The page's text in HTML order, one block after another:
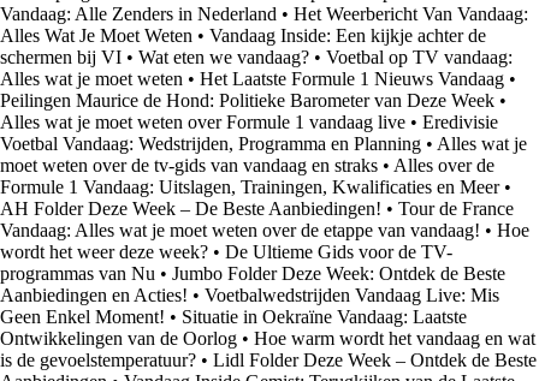
Vandaag: Alle Zenders in Nederland • Het Weerbericht Van Vandaag:
Alles Wat Je Moet Weten • Vandaag Inside: Een kijkje achter de
schermen bij VI • Wat eten we vandaag? • Voetbal op TV vandaag:
Alles wat je moet weten • Het Laatste Formule 1 Nieuws Vandaag •
Peilingen Maurice de Hond: Politieke Barometer van Deze Week •
Alles wat je moet weten over Formule 1 vandaag live • Eredivisie
Voetbal Vandaag: Wedstrijden, Programma en Planning • Alles wat je
moet weten over de tv-gids van vandaag en straks • Alles over de
Formule 1 Vandaag: Uitslagen, Trainingen, Kwalificaties en Meer•
AH Folder Deze Week – De Beste Aanbiedingen! • Tour de France
Vandaag: Alles wat je moet weten over de etappe van vandaag! • Hoe
wordt het weer deze week? • De Ultieme Gids voor de TV-
programmas van Nu • Jumbo Folder Deze Week: Ontdek de Beste
Aanbiedingen en Acties! • Voetbalwedstrijden Vandaag Live: Mis
Geen Enkel Moment! • Situatie in Oekraïne Vandaag: Laatste
Ontwikkelingen van de Oorlog • Hoe warm wordt het vandaag en wat
is de gevoelstemperatuur? • Lidl Folder Deze Week – Ontdek de Beste